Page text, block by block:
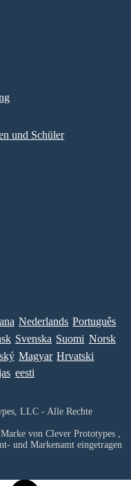
und Schüler
Nederlands Português
Svenska Suomi Norsk
Magyar Hrvatski
eesti
LLC - Alle Rechte
von Clever Prototypes ,
und Markenamt eingetragen